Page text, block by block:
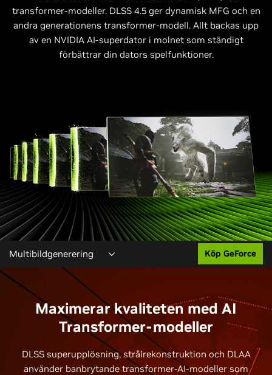
transformer-modeller. DLSS 4.5 ger dynamisk MFG och en
andra generationens transformer-modell. Allt backas upp
av en NVIDIA AI-superdator i molnet som ständigt
förbättrar din dators spelfunktioner.
Multibildgenerering Köp GeForce
Maximerar kvaliteten med AI
Transformer-modeller
DLSS superupplösning, strålrekonstruktion och DLAA
använder banbrytande transformer-AI-modeller som